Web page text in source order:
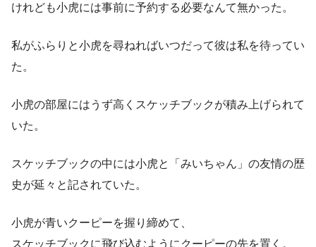
けれども小虎には事前に予約する必要なんて無かった。
私がふらりと小虎を尋ねればいつだって彼は私を待ってい
た。
小虎の部屋にはうず高くスケッチブックが積み上げられて
いた。
スケッチブックの中には小虎と「みいちゃん」の友情の歴
史が延々と記されていた。
小虎が青いクーピーを握り締めて、
スケッチブックに飛び込むようにクーピーの先を置く。